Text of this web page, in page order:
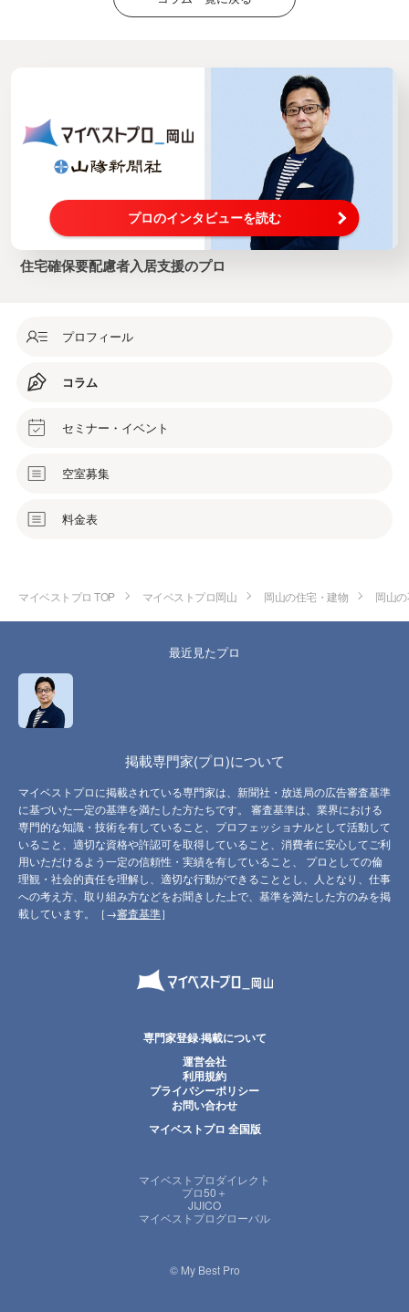
プロのインタビューを読む
住宅確保要配慮者入居支援のプロ
プロフィール
コラム
セミナー・イベント
空室募集
料金表
マイベストプロ TOP マイベストプロ岡山 岡山の住宅・建物 岡山
最近見たプロ
掲載専門家(プロ)について
マイベストプロに掲載されている専門家は、新聞社・放送局の広告審査基準
に基づいた一定の基準を満たした方たちです。 審査基準は、業界における
専門的な知識・技術を有していること、プロフェッショナルとして活動して
いること、適切な資格や許認可を取得していること、消費者に安心してご利
用いただけるよう一定の信頼性・実績を有していること、 プロとしての倫
理観・社会的責任を理解し、適切な行動ができることとし、人となり、仕事
への考え方、取り組み方などをお聞きした上で、基準を満たした方のみを掲
載しています。［→審査基準］
専門家登録·掲載について
運営会社
利用規約
プライバシーポリシー
お問い合わせ
マイベストプロ 全国版
マイベストプロダイレクト
プロ50＋
JIJICO
マイベストプログローバル
© My Best Pro